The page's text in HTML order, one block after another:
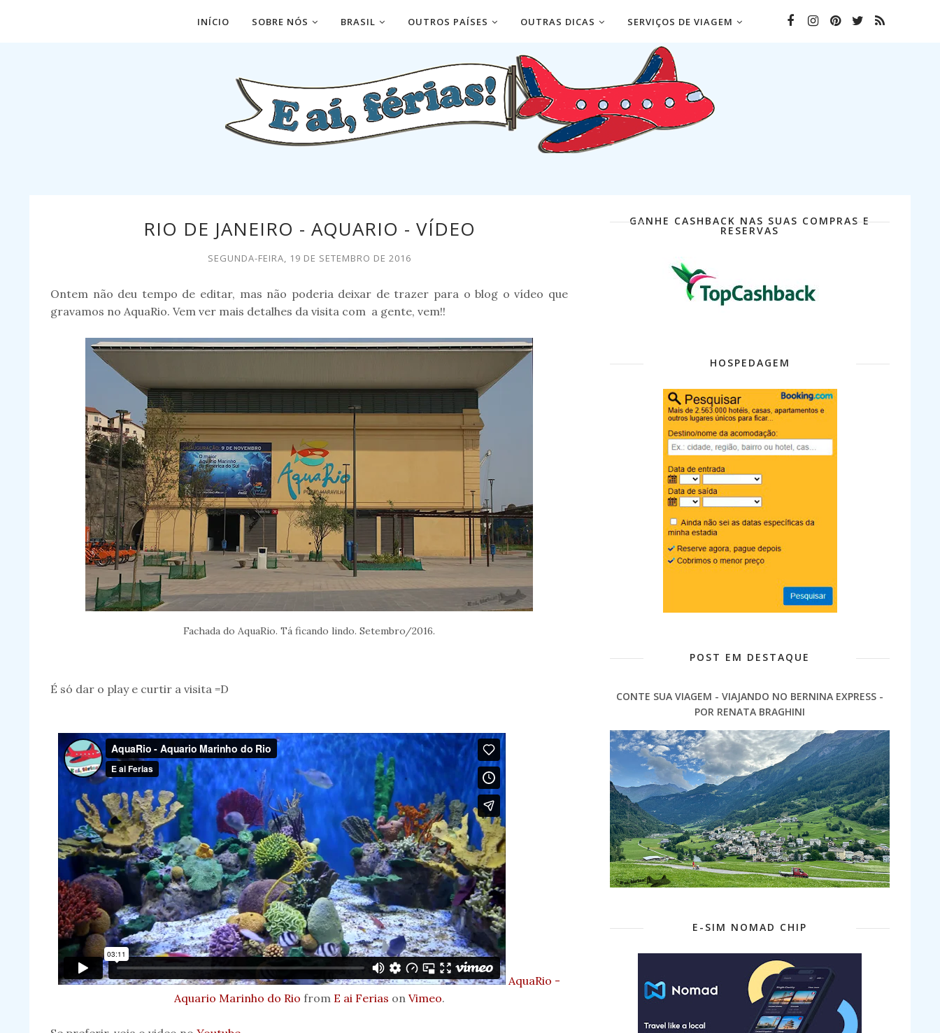
INÍCIO SOBRE NÓS BRASIL OUTROS PAÍSES OUTRAS DICAS SERVIÇOS DE VIAGEM
RIO DE JANEIRO - AQUARIO - VÍDEO
SEGUNDA-FEIRA, 19 DE SETEMBRO DE 2016
Ontem não deu tempo de editar, mas não poderia deixar de trazer para o blog o vídeo que
gravamos no AquaRio. Vem ver mais detalhes da visita com a gente, vem!!
Fachada do AquaRio. Tá ficando lindo. Setembro/2016.
É só dar o play e curtir a visita =D
AquaRio -
Aquario Marinho do Rio from E ai Ferias on Vimeo.
GANHE CASHBACK NAS SUAS COMPRAS E
RESERVAS
HOSPEDAGEM
POST EM DESTAQUE
CONTE SUA VIAGEM - VIAJANDO NO BERNINA EXPRESS -
POR RENATA BRAGHINI
E-SIM NOMAD CHIP